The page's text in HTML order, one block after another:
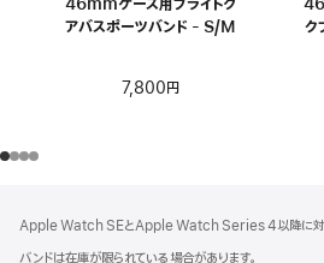
アバスポーツバンド - S/M
7,800円
ク
ッ
注
Apple Watch SEとApple Watch Series 4以降に対
バンドは在庫が限られている場合があります。